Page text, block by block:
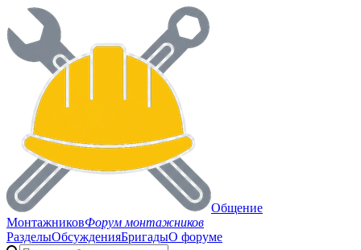
Общение
МонтажниковФорум монтажников
РазделыОбсужденияБригадыО форуме